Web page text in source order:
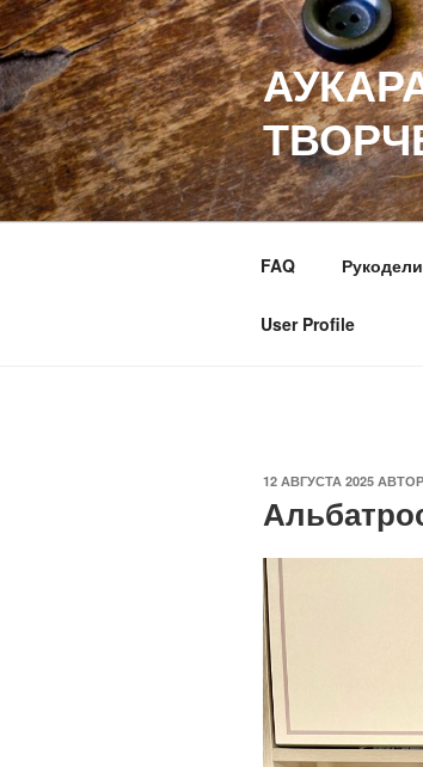
Перейти
к
содержимому
FAQ
User Profile
ОПУБЛИКОВАНО
12 АВГУСТА 2025